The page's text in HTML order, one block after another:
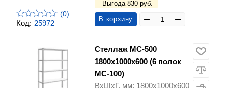
Код: 25972
(0)
Выгода 830 руб.
В корзину
Стеллаж МС-500
1800х1000х600 (6 полок
МС-100)
ВхШхГ, мм: 1800х1000х600